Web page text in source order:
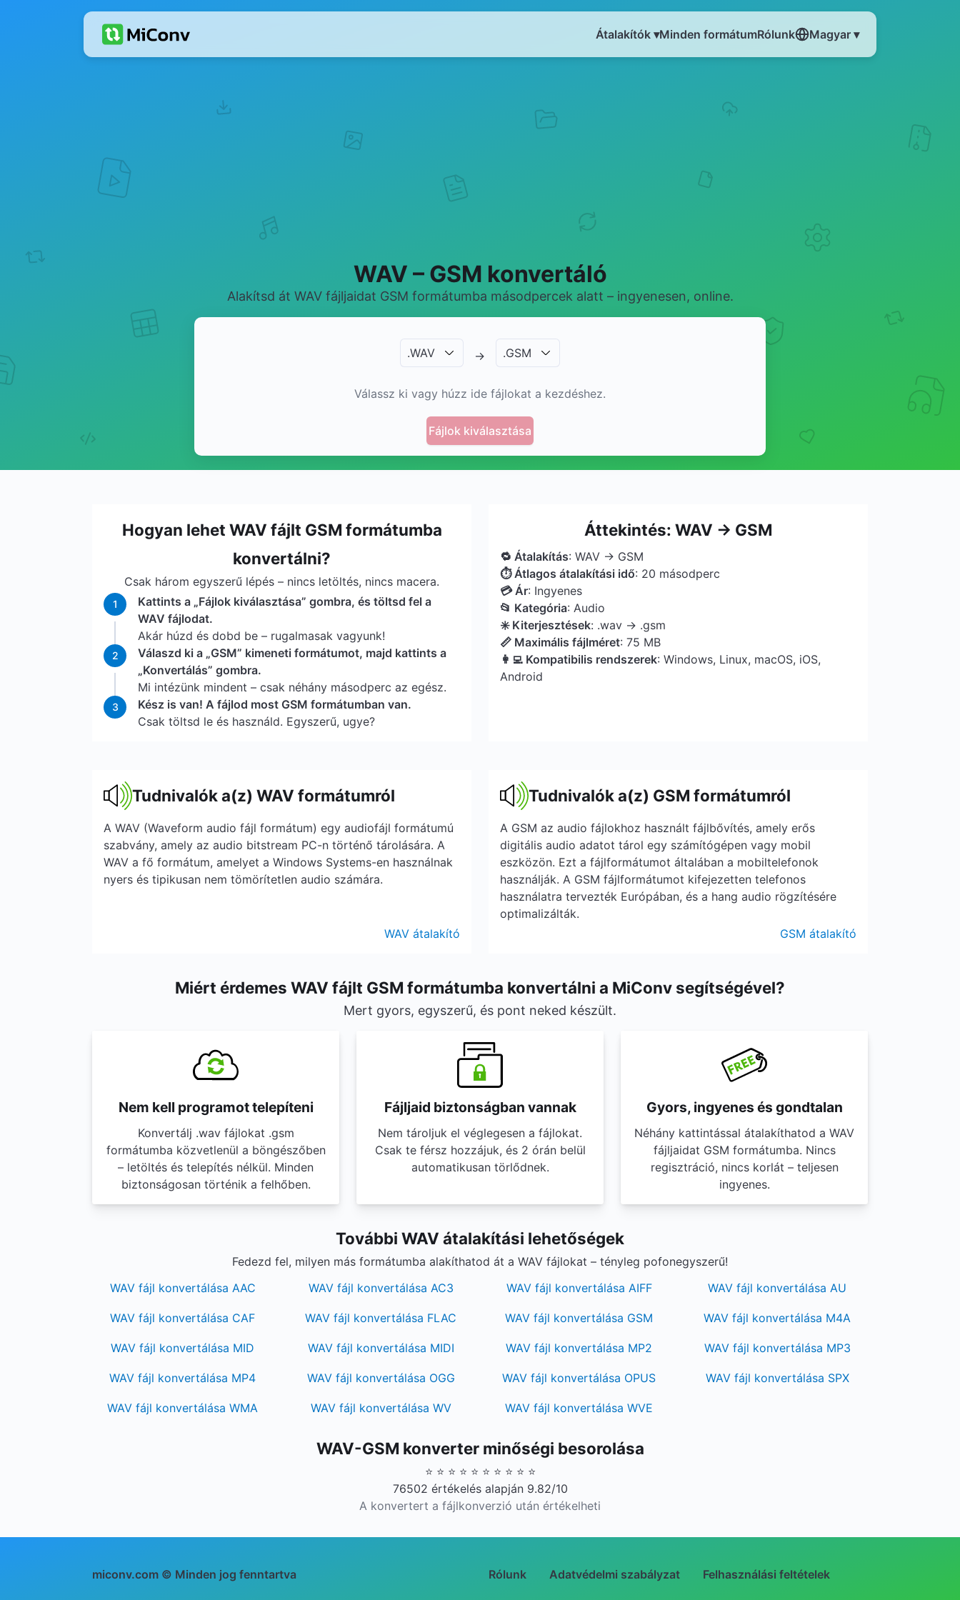
Átalakítók ▾Minden formátumRólunk Magyar ▾
WAV – GSM konvertáló
Alakítsd át WAV fájljaidat GSM formátumba másodpercek alatt – ingyenesen, online.
.WAV → .GSM
Válassz ki vagy húzz ide fájlokat a kezdéshez.
Fájlok kiválasztása
Hogyan lehet WAV fájlt GSM formátumba
konvertálni?
Csak három egyszerű lépés – nincs letöltés, nincs macera.
1
Kattints a „Fájlok kiválasztása” gombra, és töltsd fel a
WAV fájlodat.
Akár húzd és dobd be – rugalmasak vagyunk!
2
Válaszd ki a „GSM” kimeneti formátumot, majd kattints a
„Konvertálás” gombra.
Mi intézünk mindent – csak néhány másodperc az egész.
3
Kész is van! A fájlod most GSM formátumban van.
Csak töltsd le és használd. Egyszerű, ugye?
Áttekintés: WAV → GSM
🔁 Átalakítás: WAV → GSM
⏱ Átlagos átalakítási idő: 20 másodperc
💳 Ár: Ingyenes
📂 Kategória: Audio
✳️ Kiterjesztések: .wav → .gsm
📏 Maximális fájlméret: 75 MB
👩‍💻 Kompatibilis rendszerek: Windows, Linux, macOS, iOS,
Android
Tudnivalók a(z) WAV formátumról
A WAV (Waveform audio fájl formátum) egy audiofájl formátumú
szabvány, amely az audio bitstream PC-n történő tárolására. A
WAV a fő formátum, amelyet a Windows Systems-en használnak
nyers és tipikusan nem tömörítetlen audio számára.
WAV átalakító
Tudnivalók a(z) GSM formátumról
A GSM az audio fájlokhoz használt fájlbővítés, amely erős
digitális audio adatot tárol egy számítógépen vagy mobil
eszközön. Ezt a fájlformátumot általában a mobiltelefonok
használják. A GSM fájlformátumot kifejezetten telefonos
használatra tervezték Európában, és a hang audio rögzítésére
optimalizálták.
GSM átalakító
Miért érdemes WAV fájlt GSM formátumba konvertálni a MiConv segítségével?
Mert gyors, egyszerű, és pont neked készült.
Nem kell programot telepíteni
Konvertálj .wav fájlokat .gsm
formátumba közvetlenül a böngészőben
– letöltés és telepítés nélkül. Minden
biztonságosan történik a felhőben.
Fájljaid biztonságban vannak
Nem tároljuk el véglegesen a fájlokat.
Csak te férsz hozzájuk, és 2 órán belül
automatikusan törlődnek.
Gyors, ingyenes és gondtalan
Néhány kattintással átalakíthatod a WAV
fájljaidat GSM formátumba. Nincs
regisztráció, nincs korlát – teljesen
ingyenes.
További WAV átalakítási lehetőségek
Fedezd fel, milyen más formátumba alakíthatod át a WAV fájlokat – tényleg pofonegyszerű!
WAV fájl konvertálása AAC
WAV fájl konvertálása AC3 WAV fájl konvertálása AIFF WAV fájl konvertálása AU
WAV fájl konvertálása CAF WAV fájl konvertálása FLAC WAV fájl konvertálása GSM WAV fájl konvertálása M4A
WAV fájl konvertálása MID WAV fájl konvertálása MIDI WAV fájl konvertálása MP2 WAV fájl konvertálása MP3
WAV fájl konvertálása MP4 WAV fájl konvertálása OGG WAV fájl konvertálása OPUS WAV fájl konvertálása SPX
WAV fájl konvertálása WMA WAV fájl konvertálása WV WAV fájl konvertálása WVE
WAV-GSM konverter minőségi besorolása
⭐ ⭐ ⭐ ⭐ ⭐ ⭐ ⭐ ⭐ ⭐ ⭐
76502 értékelés alapján 9.82/10
A konvertert a fájlkonverzió után értékelheti
miconv.com © Minden jog fenntartva Rólunk Adatvédelmi szabályzat Felhasználási feltételek